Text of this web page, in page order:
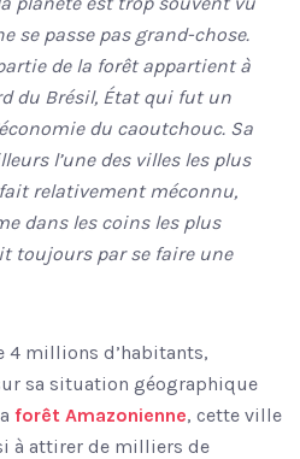
se passe pas grand-chose.
de la forêt appartient à
du Brésil, État qui fut un
du caoutchouc. Sa
l’une des villes les plus
relativement méconnu,
dans les coins les plus
toujours par se faire une
4 millions d’habitants,
sa situation géographique
forêt Amazonienne, cette ville
à attirer de milliers de